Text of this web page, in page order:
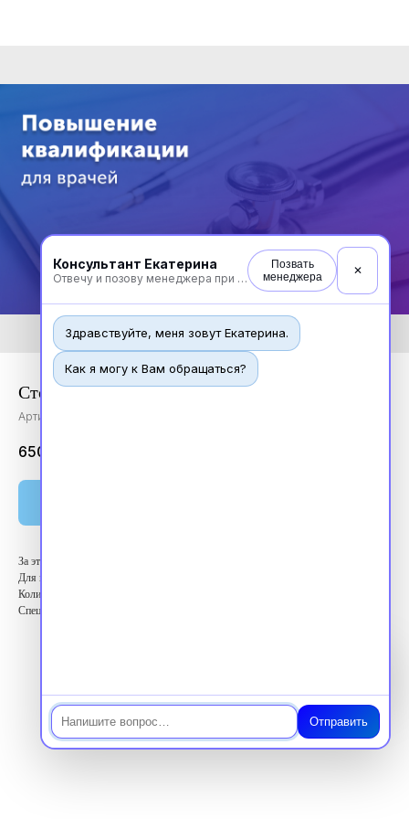
Консультант Екатерина
Отвечу и позову менеджера при необходимости
Позвать
менеджера
✕
Здравствуйте, меня зовут Екатерина.
Как я могу к Вам обращаться?
Отправить
Стоматология ортопедическая
Артикул:
6500.00
За этот курс вы получите 36 баллов ЗЕТ
Для кого: Высший медицинский персонал
Количество баллов: 36 ЗЕТ
Специальность: Стоматология ортопедическая